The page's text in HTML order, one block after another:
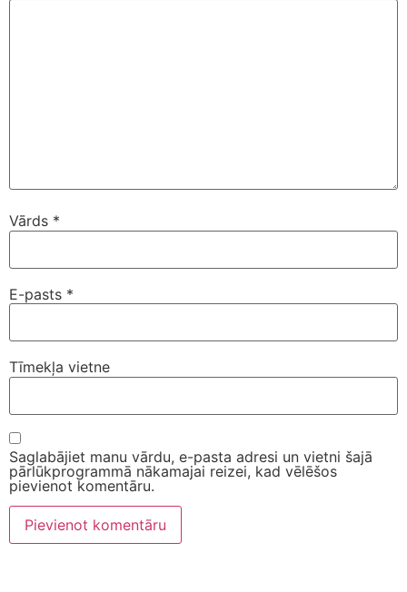
Vārds *
E-pasts *
Tīmekļa vietne
Saglabājiet manu vārdu, e-pasta adresi un vietni šajā
pārlūkprogrammā nākamajai reizei, kad vēlēšos
pievienot komentāru.